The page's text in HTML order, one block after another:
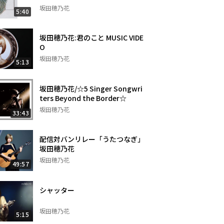
5:40 坂田穂乃花
5:13
坂田穂乃花:君のこと MUSIC VIDE
O
坂田穂乃花
33:43
坂田穂乃花/☆5 Singer Songwri
ters Beyond the Border☆
坂田穂乃花
49:57
配信対バンリレー「うたつなぎ」
坂田穂乃花
坂田穂乃花
5:15
シャッター
坂田穂乃花